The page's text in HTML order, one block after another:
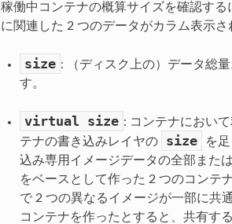
稼働中コンテナの概算サイズを確認する
に関連した 2 つのデータがカラム表示さ
size : （ディスク上の）データ総
す。
virtual size : コンテナにおい
テナの書き込みレイヤの
size
を
込み専用イメージデータの全部また
をベースとして作った 2 つのコンテ
で 2 つの異なるイメージが一部に共
コンテナを作ったとすると、共有す